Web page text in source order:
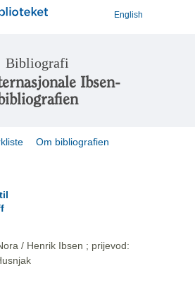
English
Bibliografi
Ibsen-
Om bibliografien
/ Henrik Ibsen ; prijevod: